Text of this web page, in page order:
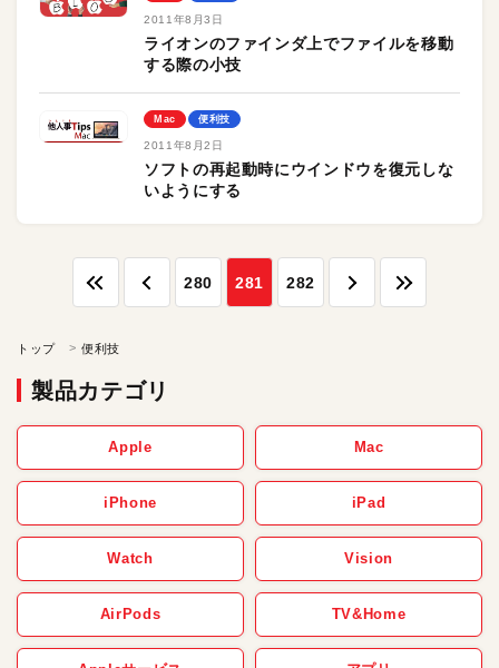
2011年8月3日
ライオンのファインダ上でファイルを移動
する際の小技
Mac 便利技
2011年8月2日
ソフトの再起動時にウインドウを復元しな
いようにする
280 281 282
トップ 便利技
製品カテゴリ
Apple Mac
iPhone iPad
Watch Vision
AirPods TV&Home